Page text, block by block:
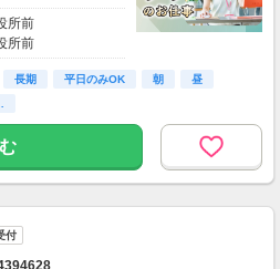
月19万2000円
組んでお仕事を
実際の面接前に聞
所前
所前
長期 平日のみOK 朝
昼
付